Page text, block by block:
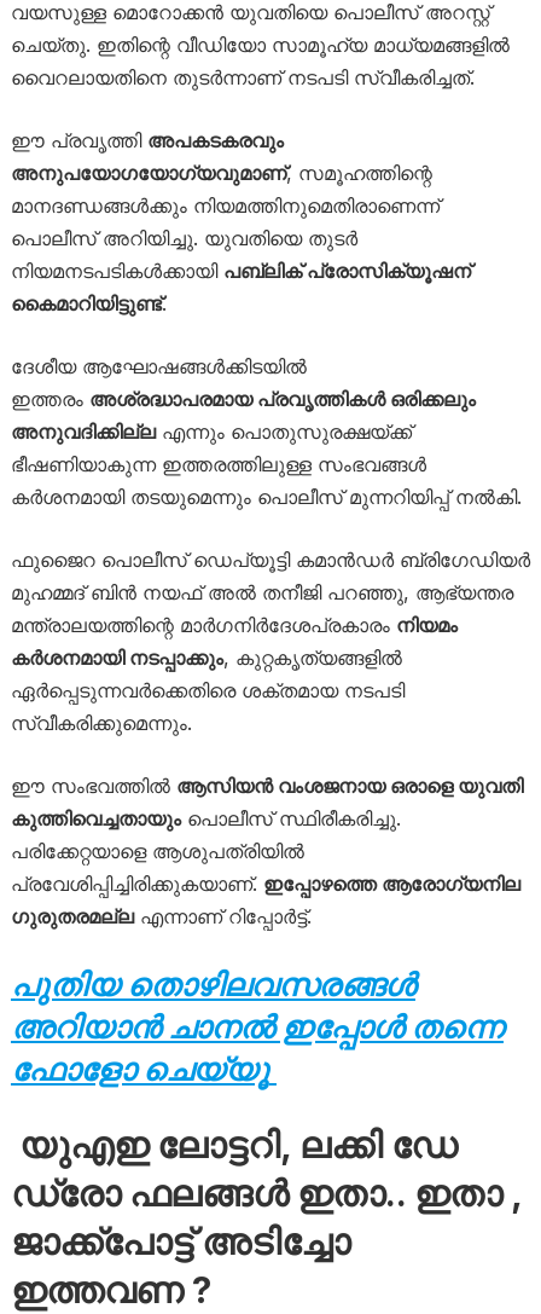
വയസുള്ള മൊറോക്കൻ യുവതിയെ പൊലീസ് അറസ്റ്റ്
ചെയ്തു. ഇതിന്റെ വീഡിയോ സാമൂഹ്യ മാധ്യമങ്ങളിൽ
വൈറലായതിനെ തുടർന്നാണ് നടപടി സ്വീകരിച്ചത്.
ഈ പ്രവൃത്തി അപകടകരവും
അനുപയോഗയോഗ്യവുമാണ്, സമൂഹത്തിന്റെ
മാനദണ്ഡങ്ങൾക്കും നിയമത്തിനുമെതിരാണെന്ന്
പൊലീസ് അറിയിച്ചു. യുവതിയെ തുടർ
നിയമനടപടികൾക്കായി പബ്ലിക് പ്രോസിക്യൂഷന്
കൈമാറിയിട്ടുണ്ട്.
ദേശീയ ആഘോഷങ്ങൾക്കിടയിൽ
ഇത്തരം അശ്രദ്ധാപരമായ പ്രവൃത്തികൾ ഒരിക്കലും
അനുവദിക്കില്ലഎന്നും പൊതുസുരക്ഷയ്ക്ക്
ഭീഷണിയാകുന്ന ഇത്തരത്തിലുള്ള സംഭവങ്ങൾ
കർശനമായി തടയുമെന്നും പൊലീസ് മുന്നറിയിപ്പ് നൽകി.
ഫുജൈറ പൊലീസ് ഡെപ്യൂട്ടി കമാൻഡർ ബ്രിഗേഡിയർ
മുഹമ്മദ് ബിൻ നയഫ് അൽ തനീജി പറഞ്ഞു, ആഭ്യന്തര
മന്ത്രാലയത്തിന്റെ മാർഗനിർദേശപ്രകാരം നിയമം
കർശനമായി നടപ്പാക്കും, കുറ്റകൃത്യങ്ങളിൽ
ഏർപ്പെടുന്നവർക്കെതിരെ ശക്തമായ നടപടി
സ്വീകരിക്കുമെന്നും.
ഈ സംഭവത്തിൽ ആസിയൻ വംശജനായ ഒരാളെ യുവതി
കുത്തിവെച്ചതായുംപൊലീസ് സ്ഥിരീകരിച്ചു.
പരിക്കേറ്റയാളെ ആശുപത്രിയിൽ
പ്രവേശിപ്പിച്ചിരിക്കുകയാണ്. ഇപ്പോഴത്തെ ആരോഗ്യനില
ഗുരുതരമല്ലഎന്നാണ് റിപ്പോർട്ട്.
പുതിയ തൊഴിലവസരങ്ങൾ
അറിയാൻ ചാനൽ ഇപ്പോൾ തന്നെ
ഫോളോ ചെയ്യൂ
യുഎഇ ലോട്ടറി, ലക്കി ഡേ
ഡ്രോ ഫലങ്ങൾ ഇതാ.. ഇതാ ,
ജാക്ക്‌പോട്ട് അടിച്ചോ
ഇത്തവണ ?